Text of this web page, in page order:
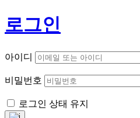
로그인
아이디
비밀번호
로그인 상태 유지